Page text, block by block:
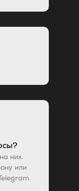
них.
или